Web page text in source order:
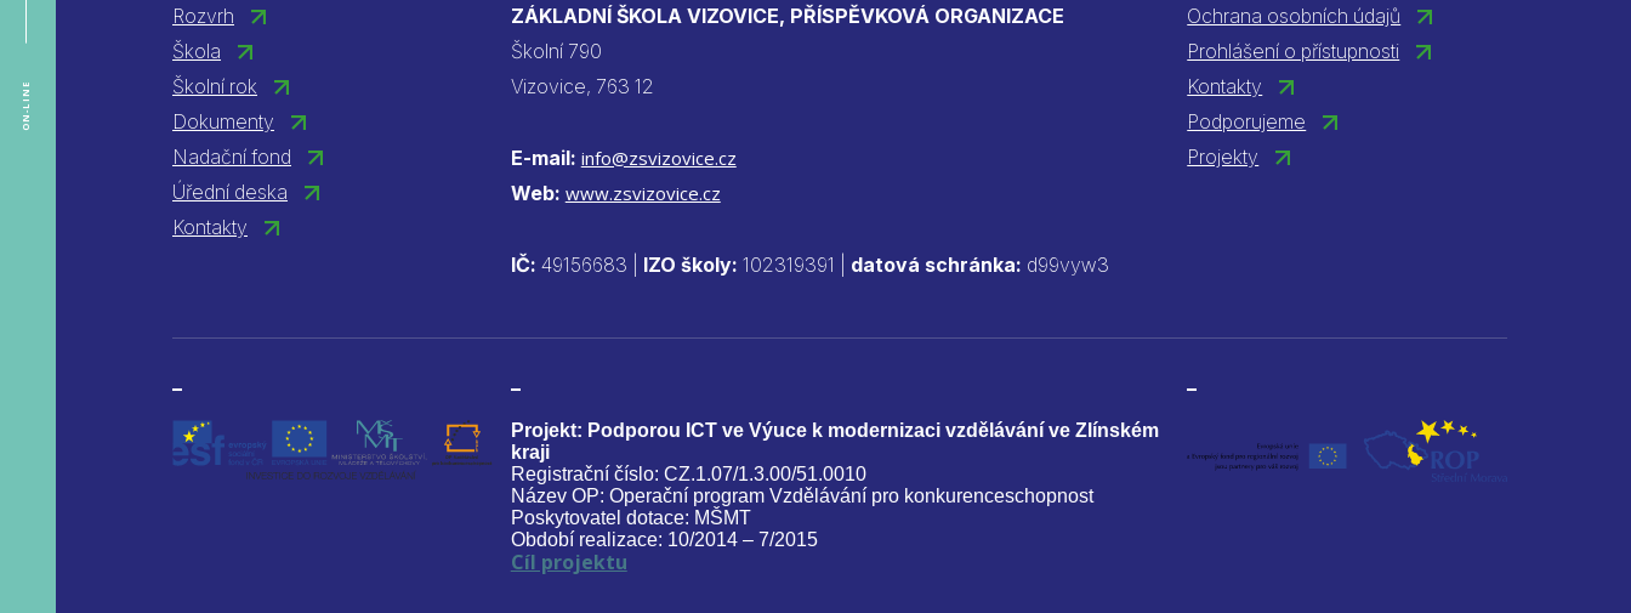
ON-LINE
Rozvrh
Škola
Školní rok
Dokumenty
Nadační fond
Úřední deska
Kontakty
ZÁKLADNÍ ŠKOLA VIZOVICE, PŘÍSPĚVKOVÁ ORGANIZACE
Školní 790
Vizovice, 763 12
E-mail: info@zsvizovice.cz
Web: www.zsvizovice.cz
IČ: 49156683 | IZO školy: 102319391 | datová schránka: d99vyw3
Ochrana osobních údajů
Prohlášení o přístupnosti
Kontakty
Podporujeme
Projekty
Projekt: Podporou ICT ve Výuce k modernizaci vzdělávání ve Zlínském
kraji
Registrační číslo: CZ.1.07/1.3.00/51.0010
Název OP: Operační program Vzdělávání pro konkurenceschopnost
Poskytovatel dotace: MŠMT
Období realizace: 10/2014 – 7/2015
Cíl projektu